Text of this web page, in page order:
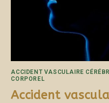
ACCIDENT VASCULAIRE
CORPOREL
Accident